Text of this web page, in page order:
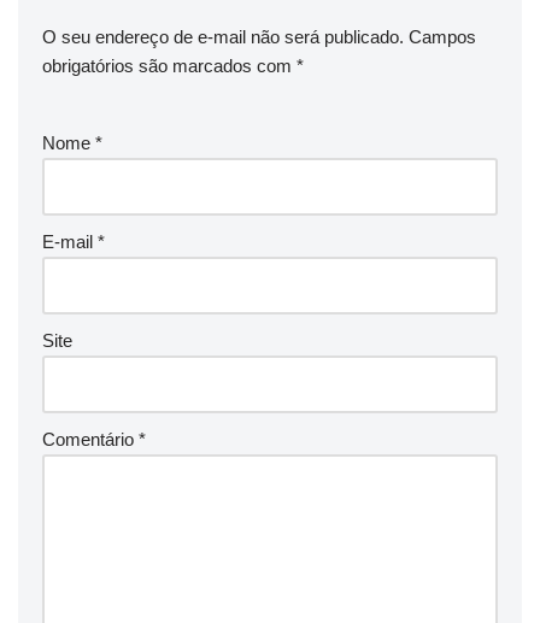
O seu endereço de e-mail não será publicado. Campos
obrigatórios são marcados com *
Nome *
E-mail *
Site
Comentário *